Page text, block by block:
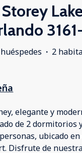
· 2
elegante y
de 2 dormitorios
ubicado
Disfrute de